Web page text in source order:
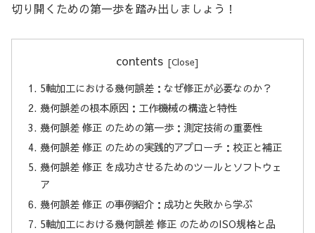
切り開くための第一歩を踏み出しましょう！
contents
5軸加工における幾何誤差：なぜ修正が必要なのか？
幾何誤差の根本原因：工作機械の構造と特性
幾何誤差 修正 のための第一歩：測定技術の重要性
幾何誤差 修正 のための実践的アプローチ：校正と補正
幾何誤差 修正 を成功させるためのツールとソフトウェ
ア
幾何誤差 修正 の事例紹介：成功と失敗から学ぶ
5軸加工における幾何誤差 修正 のためのISO規格と品